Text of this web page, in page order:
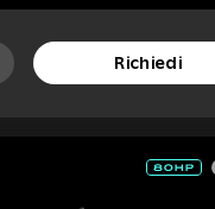
Richiedi